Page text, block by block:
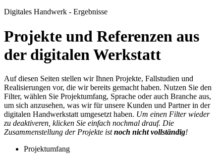
Digitales Handwerk - Ergebnisse
Projekte und Referenzen aus
der digitalen Werkstatt
Auf diesen Seiten stellen wir Ihnen Projekte, Fallstudien und
Realisierungen vor, die wir bereits gemacht haben. Nutzen Sie den
Filter, wählen Sie Projektumfang, Sprache oder auch Branche aus,
um sich anzusehen, was wir für unsere Kunden und Partner in der
digitalen Handwerkstatt umgesetzt haben. Um einen Filter wieder
zu deaktiveren, klicken Sie einfach nochmal drauf. Die
Zusammenstellung der Projekte istnoch nicht vollständig!
Projektumfang